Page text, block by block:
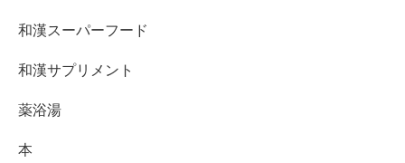
和漢スーパーフード
和漢サプリメント
薬浴湯
本